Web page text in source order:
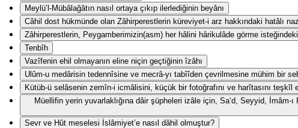
Meylü’l-Mübâlağâtın nasıl ortaya çıkıp ilerlediğinin beyânı
Câhil dost hükmünde olan Zâhirperestlerin küreviyet-i arz hakkındaki hatâlı
Zâhirperestlerin, Peygamberimizin(asm) her hâlini hârikulâde görme isteğindeki
Tenbîh
Vazîfenin ehil olmayanın eline niçin geçtiğinin îzâhı
Ulûm-u medârisin tedennîsine ve mecrâ-yı tabîîden çevrilmesine mühim bir
Kütüb-ü selâsenin zemîn-i icmâlisini, küçük bir fotoğrafını ve harîtasını teşkîl
Müellifin yerin yuvarlaklığına dâir şüpheleri izâle için, Sa‘d, Seyyid,
Sevr ve Hût meselesi İslâmiyet’e nasıl dâhil olmuştur?